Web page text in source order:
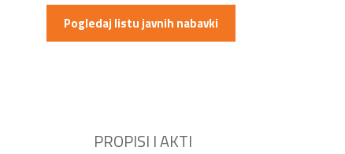
Pogledaj listu javnih nabavki
PROPISI I AKTI